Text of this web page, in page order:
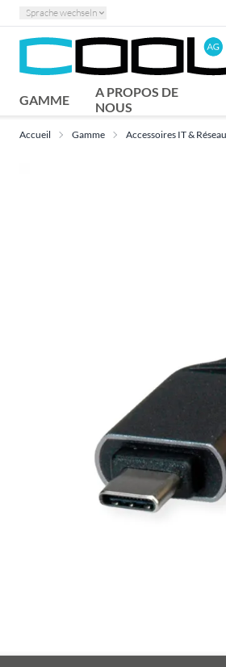
Sprache wechseln
GAMME
A PROPOS DE
NOUS
Accueil Gamme Accessoires IT & Réseau